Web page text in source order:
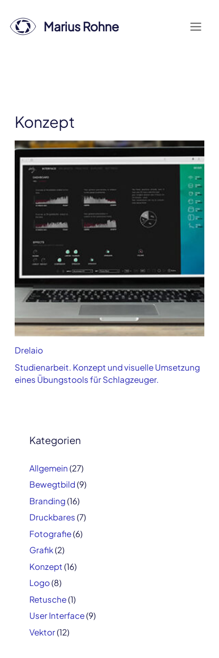
Inhalt
springen
Marius Rohne Menü
Konzept
Drelaio
Studienarbeit. Konzept und visuelle Umsetzung
eines Übungstools für Schlagzeuger.
Kategorien
Allgemein(27)
Bewegtbild(9)
Branding(16)
Druckbares(7)
Fotografie(6)
Grafik(2)
Konzept(16)
Logo(8)
Retusche(1)
User Interface(9)
Vektor(12)